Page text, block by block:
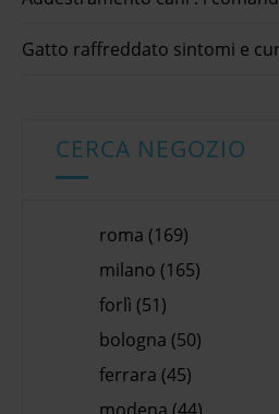
Gatto raffreddato sintomi e
CERCA NEGOZIO
roma (169)
milano (165)
forlì (51)
bologna (50)
ferrara (45)